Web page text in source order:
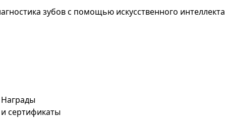
зубов с помощью искусственного интеллекта
Награды
и сертификаты